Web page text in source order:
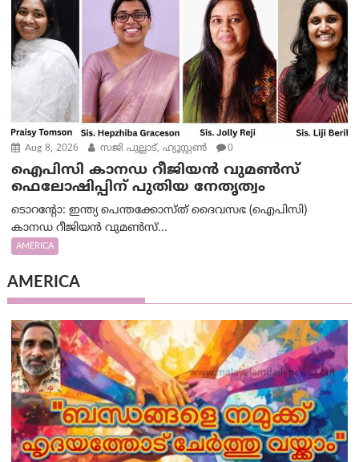
Aug 8, 2026 സജി പുല്ലാട്, ഹ്യൂസ്റ്റൺ 0
ഐപിസി കാനഡ റീജിയൻ വുമൺസ്
ഫെലോഷിപ്പിന് പുതിയ നേതൃത്വം
ടൊറന്റോ: ഇന്ത്യ പെന്തക്കോസ്ത് ദൈവസഭ (ഐപിസി)
കാനഡ റീജിയൻ വുമൺസ്...
AMERICA
AMERICA